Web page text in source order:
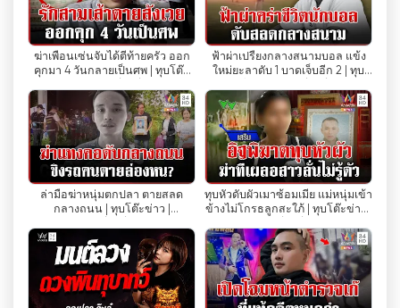
Desde noticias a programas de
entretenimiento y estilo de vida, pasando por
comida y programación variada, este canal
tiene algo para todos los gustos. Tanto si te
interesa estar al día de las últimas noticias,
como ver atractivos programas de estilo de
vida o explorar el mundo de las delicias
culinarias, Amarin TV te tiene cubierto.
El compromiso de la cadena de ofrecer una
programación de alta calidad no ha pasado
desapercibido. Amarin TV fue una de las
emisoras autorizadas por la Comisión Nacional
de Radiodifusión y Telecomunicaciones para
operar en televisión digital. Este
ฆ่าเพื่อนเซ่นจับได้ตีท้ายครัว ออก
คุกมา 4 วันกลายเป็นศพ | ทุบโต๊ะ
ฟ้าผ่าเปรี้ยงกลางสนามบอล แข้ง
ใหม่ยะลาดับ 1 บาดเจ็บอีก 2 | ทุบ
ล่ามือฆ่าหนุ่มตกปลา ตายสลด
กลางถนน | ทุบโต๊ะข่าว |
ทุบหัวดับผัวเมาซ้อมเมีย แม่หนุ่มเข้า
ข้างไม่โกรธลูกสะใภ้ | ทุบโต๊ะข่าว |